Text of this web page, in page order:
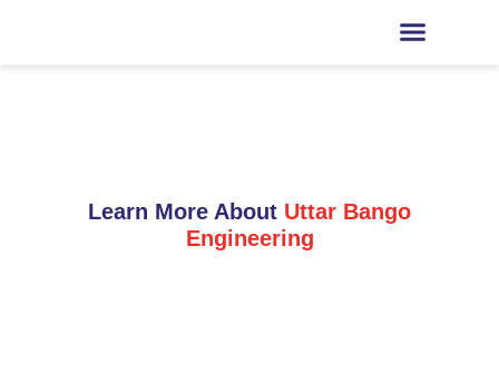
Learn More About Uttar Bango
Engineering